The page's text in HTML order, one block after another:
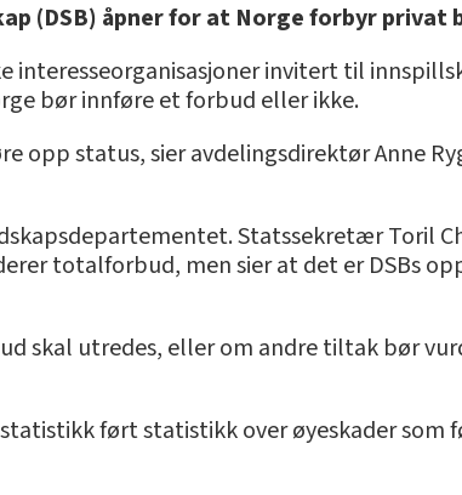
(DSB) åpner for at Norge forbyr privat
interesseorganisasjoner invitert til
bør innføre et forbud eller ikke.
status, sier avdelingsdirektør Anne
Statssekretær Toril
totalforbud, men sier at det er DSBs
skal utredes, eller om andre tiltak bør
ført statistikk over øyeskader som